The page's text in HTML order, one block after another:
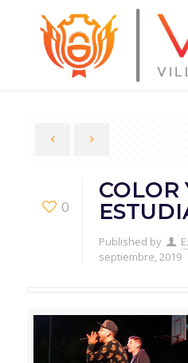
0
COLOR
Published by
septiembre, 2019